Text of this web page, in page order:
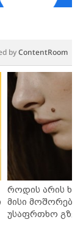
byContentRoom
როდის არის
მისი
უსაფრთხო